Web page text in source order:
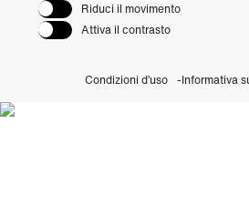
Riduci il movimento
Attiva il contrasto
Condizioni d’uso Informativa